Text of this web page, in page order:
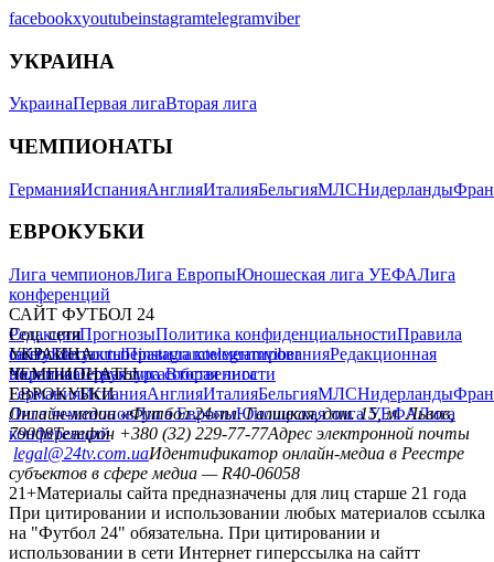
facebookxyoutubeinstagramtelegramviber
УКРАИНА
УкраинаПервая лигаВторая лига
ЧЕМПИОНАТЫ
ГерманияИспанияАнглияИталияБельгияМЛСНидерланды
ЕВРОКУБКИ
Лига чемпионовЛига ЕвропыЮношеская лига УЕФАЛига
конференций
САЙТ ФУТБОЛ 24
РедакцияПрогнозыПолитика конфиденциальностиПравила
сайтуКонтактыПравила комментированияРедакционная
политикаСтруктура собственности
Соц. сети
facebookxyoutubeinstagramtelegramviber
УКРАИНА
УкраинаПервая лигаВторая лига
ЧЕМПИОНАТЫ
ГерманияИспанияАнглияИталияБельгияМЛСНидерланды
ЕВРОКУБКИ
Лига чемпионовЛига ЕвропыЮношеская лига УЕФАЛига
конференций
Онлайн-медиа «Футбол 24»пл. Галицкая, дом. 15, м. Львов,
79008Телефон +380 (32) 229-77-77Адрес электронной почты
legal@24tv.com.uaИдентификатор онлайн-медиа в Реестре
субъектов в сфере медиа — R40-06058
21+Материалы сайта предназначены для лиц старше 21 года
При цитировании и использовании любых материалов ссылка
на "Футбол 24" обязательна. При цитировании и
использовании в сети Интернет гиперссылка на сайтт